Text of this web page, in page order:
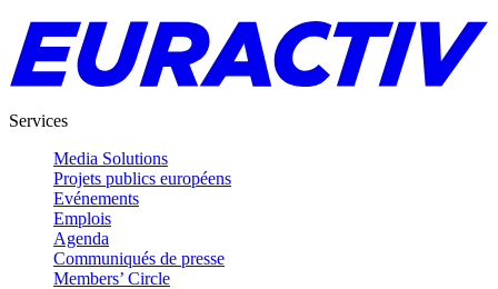
Services
Media Solutions
Projets publics européens
Evénements
Emplois
Agenda
Communiqués de presse
Members’ Circle